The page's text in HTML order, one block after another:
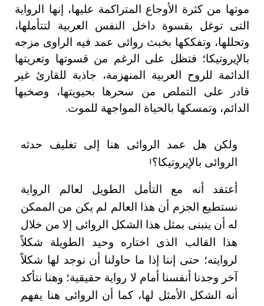
موتها من كثرة الأوجاع المتراكمة عليها، إنها الرواية
التى توغل بقسوة داخل النفس العربية لتتأملها،
وتحللها، وتفككها بخبث روائى عمد فيه الراوى مزجه
بالإيروتيكا؛ فتظل على الرغم من قسوتها وتعريتها
الدائمة للروح العربية المنهزمة، جاذبة للقارئ غير
قادر على التملص من سحرها بحيويتها، وصخبها
الدائم، وتمسكها بالحياة المواجهة للموت.
ولكن هل عمد الروائى هنا إلى تغليف حدثه
الروائى بالإيروتيكا؟!
أعتقد أنه مع التأمل الطويل لعالم الرواية
نستطيع الجزم أن هذا العالم لم يكن من الممكن
له أن ينبنى بمثل هذا الشكل الروائى إلا من خلال
هذا القالب الذى اختاره وحيد الطويلة شكلاً
لروايته؛ حتى إننا إذا ما حاولنا أن نوجد لها شكلاً
آخر وجدنا أنفسنا أمام لا رواية حقيقية؛ وهنا نتأكد
أنه الشكل الأمثل لها، كما أن الروائى هنا يفهم